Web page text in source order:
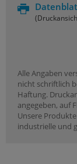
Alle Angaben
nicht schriftlich
Haftung.
angegeben, auf
Unsere
industrielle und